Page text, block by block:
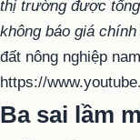
thị trường được
không báo giá
đất nông nghiệp
https://
Ba sai lầm